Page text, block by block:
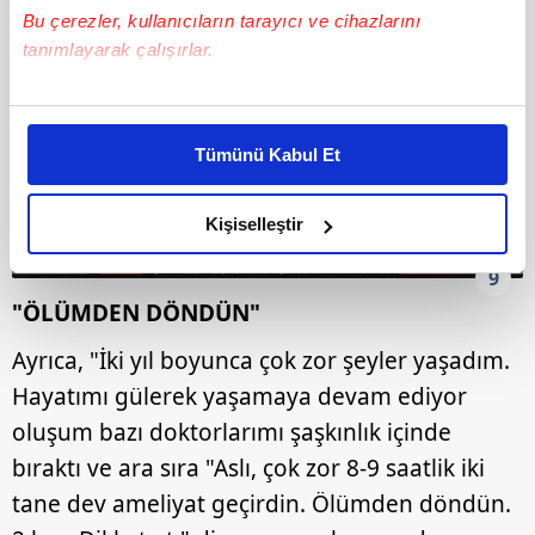
Bu çerezler, kullanıcıların tarayıcı ve cihazlarını
tanımlayarak çalışırlar.
Bu çerezlere izin vermeniz halinde sizlere özel
daha iyi reklam deneyimi yaşatabiliriz. Bunu yaparken
amacımızın size daha iyi bir reklam deneyimi sunmak
olduğunu ve sizlere en iyi içerikleri sunabilmek adına
elimizden gelen çabayı gösterdiğimizi ve bu noktada,
reklamların maliyetlerimizi karşılamak noktasında tek gelir
kalemimiz olduğunu sizlere hatırlatmak isteriz.
Her halükârda, kullanıcılar, bu çerezlere izin vermedikleri
takdirde, kullanıcılara hedefli reklamlar
gösterilmeyecektir."
Sizlere daha iyi bir hizmet sunabilmek için İnternet
Sitemizde kendimize ve üçüncü kişilere ait çerezler
Tümünü Kabul Et
Kişiselleştir
9
"ÖLÜMDEN DÖNDÜN"
Ayrıca, "İki yıl boyunca çok zor şeyler yaşadım.
Hayatımı gülerek yaşamaya devam ediyor
oluşum bazı doktorlarımı şaşkınlık içinde
bıraktı ve ara sıra "Aslı, çok zor 8-9 saatlik iki
tane dev ameliyat geçirdin. Ölümden döndün.